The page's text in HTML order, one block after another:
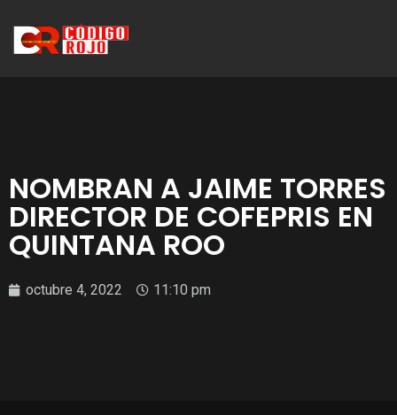
NOMBRAN A JAIME TORRES
DIRECTOR DE COFEPRIS EN
QUINTANA ROO
octubre 4, 2022 11:10 pm